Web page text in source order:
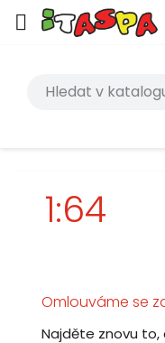

1:64
Omlouváme se
Najděte znovu